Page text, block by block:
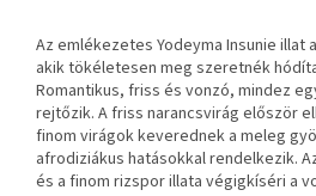
Az emlékezetes Yodeyma Insunie illat
akik tökéletesen meg szeretnék
Romantikus, friss és vonzó, mindez
rejtőzik. A friss narancsvirág először
finom virágok keverednek a meleg
afrodiziákus hatásokkal rendelkezik.
és a finom rizspor illata végigkíséri a